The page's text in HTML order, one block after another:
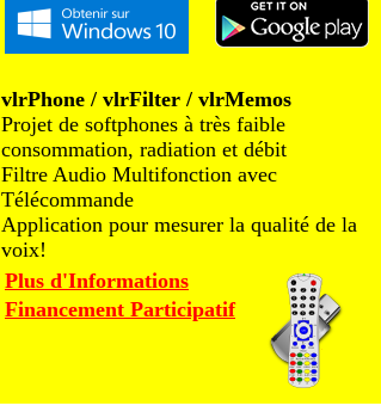
vlrPhone / vlrFilter / vlrMemos
Projet de softphones à très faible
consommation, radiation et débit
Filtre Audio Multifonction avec
Télécommande
Application pour mesurer la qualité de la
voix!
Plus d'Informations
Financement Participatif